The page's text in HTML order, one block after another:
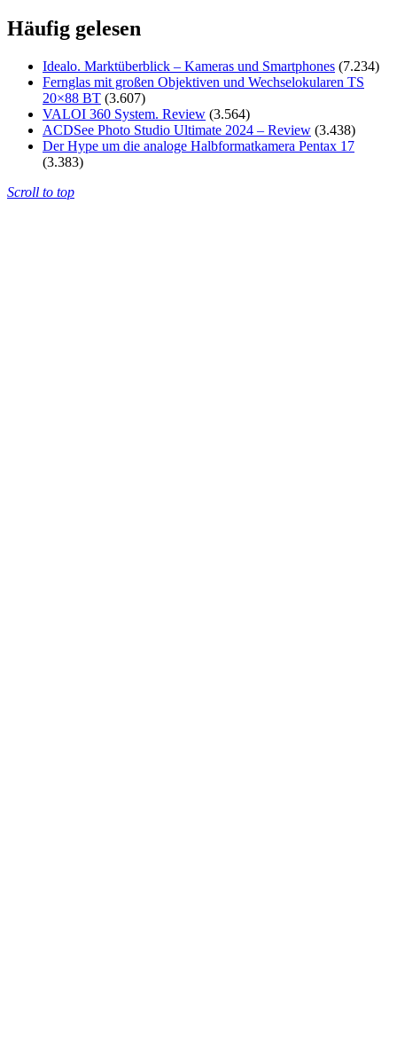
Häufig gelesen
Idealo. Marktüberblick – Kameras und Smartphones (7.234)
Fernglas mit großen Objektiven und Wechselokularen TS
20×88 BT (3.607)
VALOI 360 System. Review (3.564)
ACDSee Photo Studio Ultimate 2024 – Review (3.438)
Der Hype um die analoge Halbformatkamera Pentax 17
(3.383)
Scroll to top